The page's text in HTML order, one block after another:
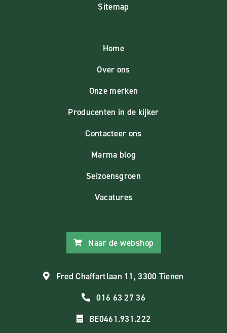
Sitemap
Home
Over ons
Onze merken
Producenten in de kijker
Contacteer ons
Marma blog
Seizoensgroen
Vacatures
Naar de webshop
Fred Chaffartlaan 11, 3300 Tienen
016 63 27 36
BE0461.931.222